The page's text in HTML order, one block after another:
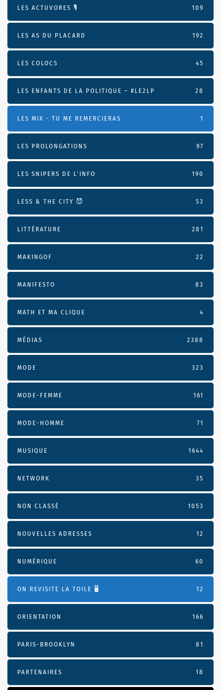
LES ACTUVORES 🎙 109
LES AS DU PLACARD 192
LES COLOCS 45
LES ENFANTS DE LA POLITIQUE – #LE2LP 28
LES MIX - TU ME REMERCIERAS 1
LES PROLONGATIONS 97
LES SNIPERS DE L’INFO 190
LESS & THE CITY 😈 53
LITTÉRATURE 281
MAKINGOF 22
MANIFESTO 83
MATH ET MA CLIQUE 4
MÉDIAS 2388
MODE 323
MODE-FEMME 161
MODE-HOMME 71
MUSIQUE 1644
NETWORK 35
NON CLASSÉ 1053
NOUVELLES ADRESSES 12
NUMÉRIQUE 60
ON REVISITE LA TOILE 🖥️ 12
ORIENTATION 166
PARIS-BROOKLYN 81
PARTENAIRES 18